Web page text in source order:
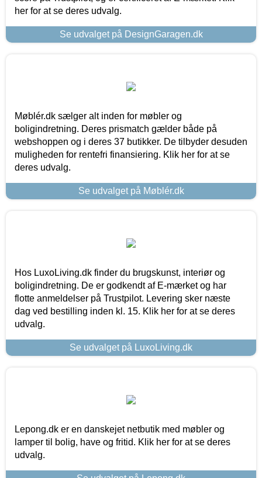
her for at se deres udvalg.
Se udvalget på DesignGaragen.dk
Møblér.dk sælger alt inden for møbler og
boligindretning. Deres prismatch gælder både på
webshoppen og i deres 37 butikker. De tilbyder desuden
muligheden for rentefri finansiering. Klik her for at se
deres udvalg.
Se udvalget på Møblér.dk
Hos LuxoLiving.dk finder du brugskunst, interiør og
boligindretning. De er godkendt af E-mærket og har
flotte anmeldelser på Trustpilot. Levering sker næste
dag ved bestilling inden kl. 15. Klik her for at se deres
udvalg.
Se udvalget på LuxoLiving.dk
Lepong.dk er en danskejet netbutik med møbler og
lamper til bolig, have og fritid. Klik her for at se deres
udvalg.